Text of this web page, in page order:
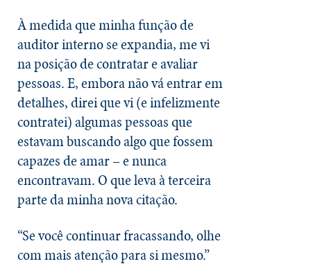
À medida que minha função de
auditor interno se expandia, me vi
na posição de contratar e avaliar
pessoas. E, embora não vá entrar em
detalhes, direi que vi (e infelizmente
contratei) algumas pessoas que
estavam buscando algo que fossem
capazes de amar – e nunca
encontravam. O que leva à terceira
parte da minha nova citação.
“Se você continuar fracassando, olhe
com mais atenção para si mesmo.”